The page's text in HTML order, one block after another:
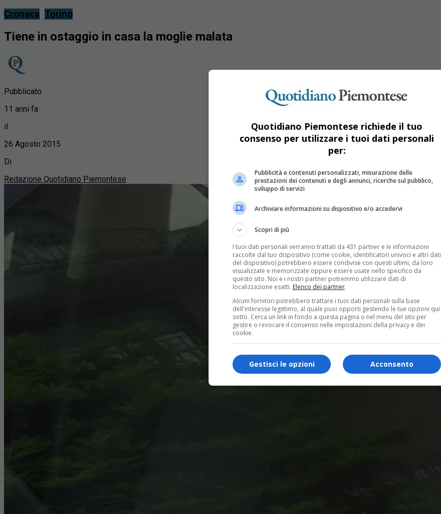
Cronaca Torino
Tiene in ostaggio in casa la moglie malata
Pubblicato
11 anni fa
il
26 Agosto 2015
Di
Redazione Quotidiano Piemontese
Quotidiano Piemontese richiede il tuo
consenso per utilizzare i tuoi dati personali
per:
Pubblicità e contenuti personalizzati, misurazione delle
prestazioni dei contenuti e degli annunci, ricerche sul pubblico,
sviluppo di servizi
Archiviare informazioni su dispositivo e/o accedervi
Scopri di più
I tuoi dati personali verranno trattati da 431 partner e le informazioni
raccolte dal tuo dispositivo (come cookie, identificatori univoci e altri dati
del dispositivo) potrebbero essere condivise con questi ultimi, da loro
visualizzate e memorizzate oppure essere usate nello specifico da
questo sito. Noi e i nostri partner potremmo utilizzare dati di
localizzazione esatti. Elenco dei partner.
Alcuni fornitori potrebbero trattare i tuoi dati personali sulla base
dell'interesse legittimo, al quale puoi opporti gestendo le tue opzioni qui
sotto. Cerca un link in fondo a questa pagina o nel menu del sito per
gestire o revocare il consenso nelle impostazioni della privacy e dei
cookie.
Acconsento
Gestisci le opzioni